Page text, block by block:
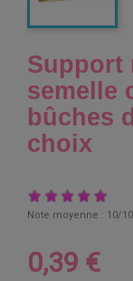
Support
semelle
bûches
choix
Note moyenne : 10/
0,39 €